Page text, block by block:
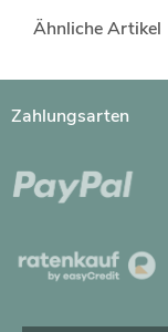
Ähnliche Artikel
Zahlungsarten